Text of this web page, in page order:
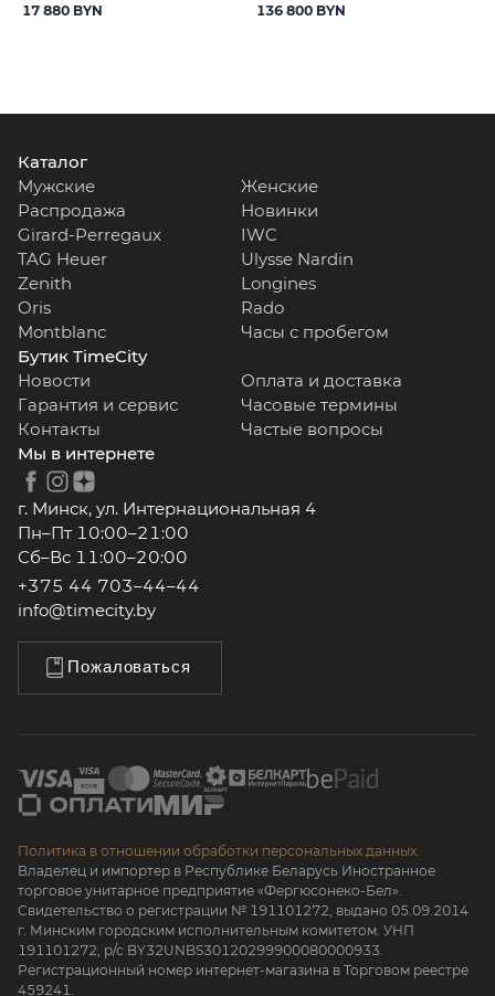
17 880 BYN 136 800 BYN
Каталог
Мужские
Женские
Распродажа
Новинки
Girard-Perregaux
IWC
TAG Heuer
Ulysse Nardin
Zenith
Longines
Oris
Rado
Montblanc
Часы с пробегом
Бутик TimeCity
Новости
Оплата и доставка
Гарантия и сервис
Часовые термины
Контакты
Частые вопросы
Мы в интернете
г. Минск, ул. Интернациональная 4
Пн–Пт 10:00–21:00
Сб–Вс 11:00–20:00
+375 44 703–44–44
info@timecity.by
Пожаловаться
Политика в отношении обработки персональных данных.
Владелец и импортер в Республике Беларусь Иностранное
торговое унитарное предприятие «Фергюсонеко-Бел».
Свидетельство о регистрации № 191101272, выдано 05.09.2014
г. Минским городским исполнительным комитетом. УНП
191101272, р/с BY32UNBS30120299900080000933.
Регистрационный номер интернет-магазина в Торговом реестре
459241.